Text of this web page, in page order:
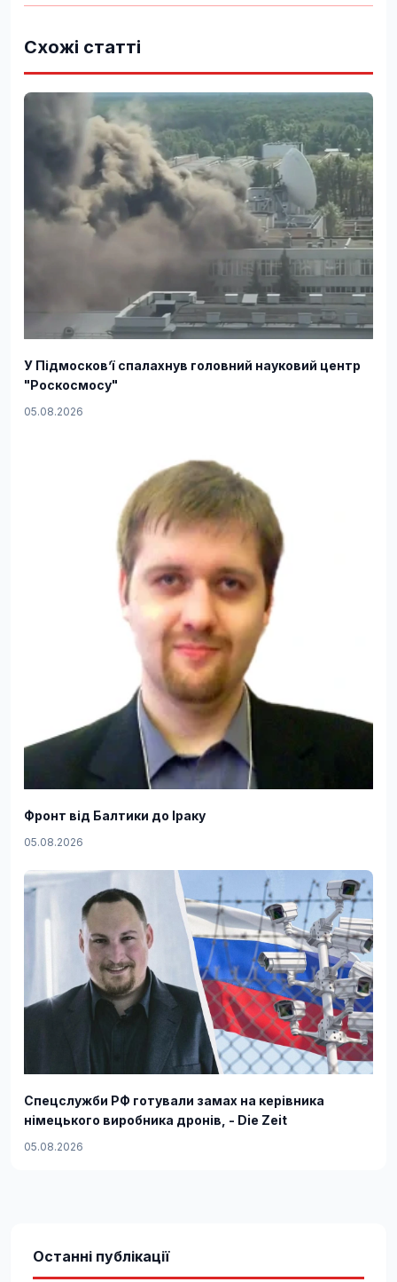
Схожі статті
У Підмосков’ї спалахнув головний науковий центр
"Роскосмосу"
05.08.2026
Фронт від Балтики до Іраку
05.08.2026
Спецслужби РФ готували замах на керівника
німецького виробника дронів, - Die Zeit
05.08.2026
Останні публікації